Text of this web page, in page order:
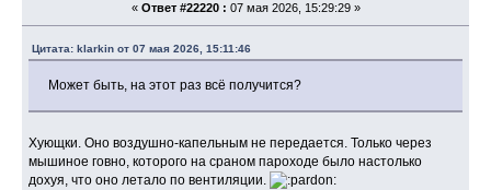
« Ответ #22220 : 07 мая 2026, 15:29:29 »
Цитата: klarkin от 07 мая 2026, 15:11:46
Может быть, на этот раз всё получится?
Хующки. Оно воздушно-капельным не передается. Только через
мышиное говно, которого на сраном пароходе было настолько
дохуя, что оно летало по вентиляции.